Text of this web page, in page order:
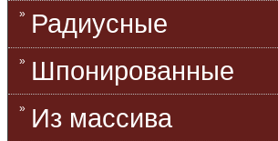
Радиусные
Шпонированные
Из массива